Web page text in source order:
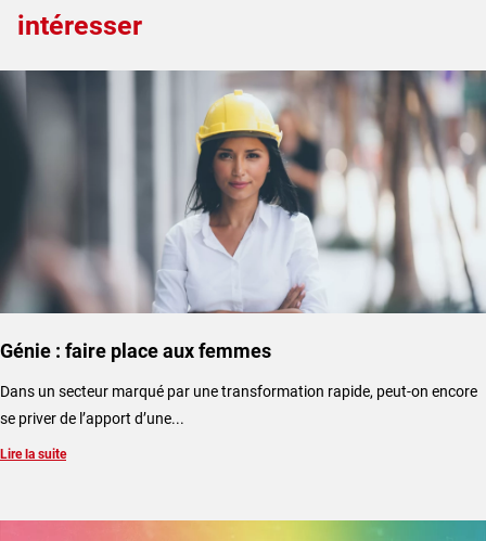
intéresser
Génie : faire place aux femmes
Dans un secteur marqué par une transformation rapide, peut-on encore
se priver de l’apport d’une...
Lire la suite